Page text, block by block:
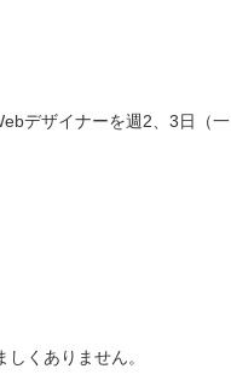
デザイナーを週2、3日（一
くありません。